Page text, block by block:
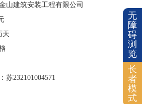
山建筑安装工程有限公司
天
苏232101004571
无
障
碍
浏
览
长
者
模
式